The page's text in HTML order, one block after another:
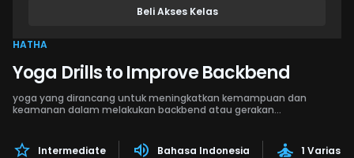
Beli Akses Kelas
HATHA
Yoga Drills to Improve Backbend
yoga yang dirancang untuk meningkatkan kemampuan dan
keamanan dalam melakukan backbend atau gerakan
Intermediate Bahasa Indonesia 1 Variasi